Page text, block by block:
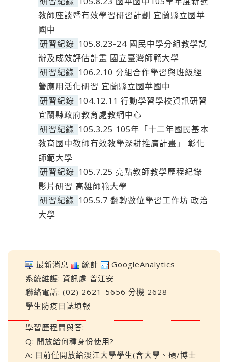
教師座談暨有效學習研習計劃 宜蘭縣立國華
國中
研習紀錄 105.8.23-24 國民中學分組教學試
辦及成效評估計畫 國立臺灣師範大學
研習紀錄 106.2.10 分組合作學習與班級經
營應用活化研習 宜蘭縣立國華國中
研習紀錄 104.12.11 行動學習學校資訊研習
宜蘭縣政府教育處教網中心
研習紀錄 105.3.25 105年「十二年國民基本
教育國中教師有效教學深耕推廣計畫」 彰化
師範大學
研習紀錄 105.7.25 亮點教師教學歷程紀錄
影片研習 高雄師範大學
研習紀錄 105.5.7 翻轉數位學習工作坊 政治
大學
最新消息 統計
GoogleAnalytics
系統維護: 資訊處 曾江安
聯絡電話: (02) 2621-5656 分機 2628
學生防疫日誌填報
學習歷程問與答:
Q: 開放給何種身份使用?
A: 目前僅開放給淡江大學學生(含大學、碩/博士